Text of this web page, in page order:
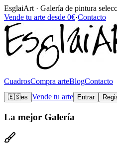
EsglaiArt · Galería de pintura
Vende tu arte desde 0€·Contacto
CuadrosCompra arteBlogContacto
🇪🇸es Vende tu arte Entrar
La mejor Galería